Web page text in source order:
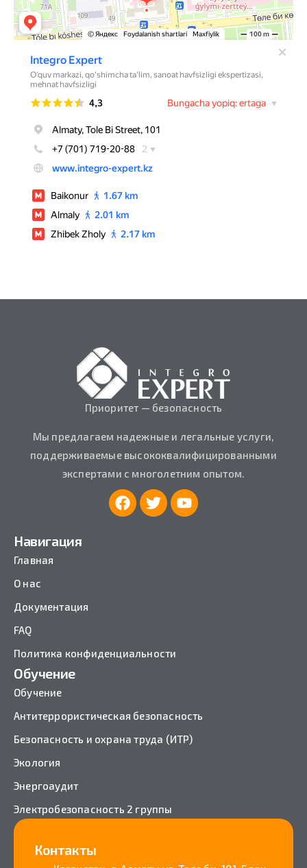
Приоритет — безопасность
Мы предлагаем надежные и легальные услуги,
поддерживаемые высококвалифицированными
экспертами с многолетним опытом.
Навигация
Главная
О нас
Документация
FAQ
Политика конфиденциальности
Обучение
Обучение
Антитеррористическая безопасность
Безопасность и охрана труда (ИТР)
Экология
Энергоаудит
Электробезопасность 2 группы
Контакты